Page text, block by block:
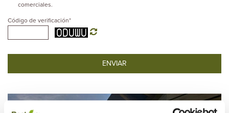
comerciales.
Código de verificación*